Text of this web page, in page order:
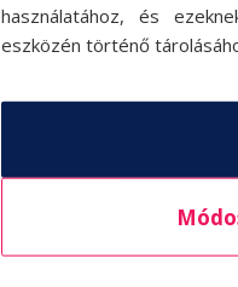
használatához, és
eszközén történő